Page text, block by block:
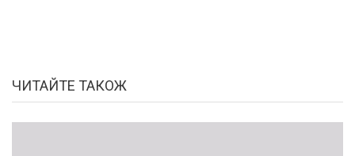
ЧИТАЙТЕ ТАКОЖ